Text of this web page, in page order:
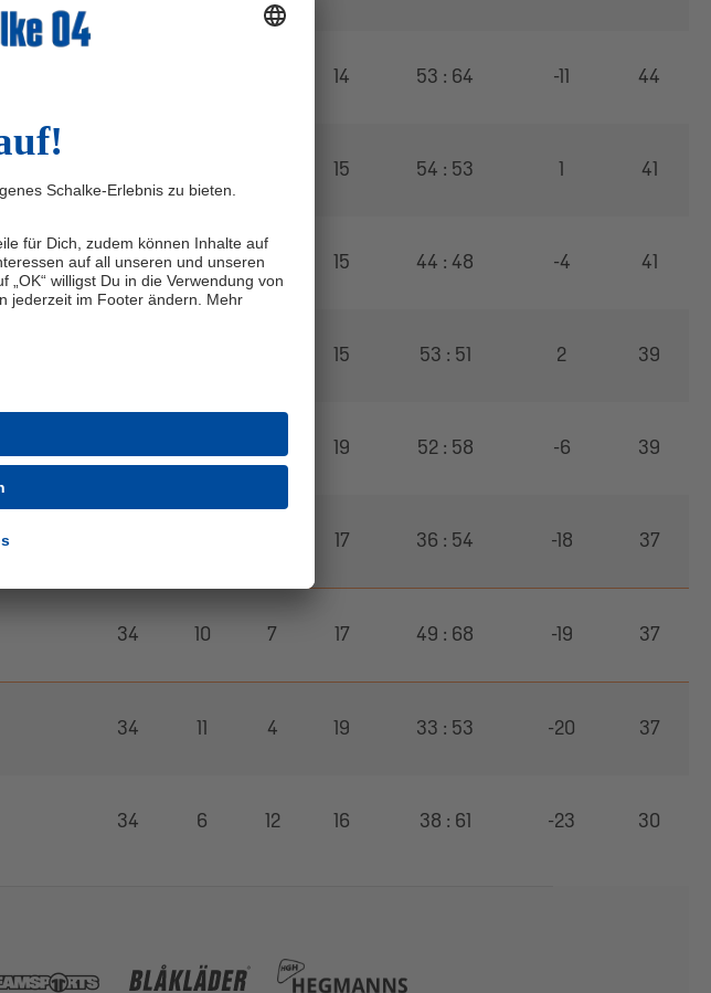
14 53 : 64 -11 44
15 54 : 53 1 41
34 11 15 44 : 48 -4 41
15 53 : 51 2 39
19 52 : 58 -6 39
17 36 : 54 -18 37
34 10 7 17 49 : 68 -19 37
34 11 4 19 33 : 53 -20 37
34 6 12 16 38 : 61 -23 30